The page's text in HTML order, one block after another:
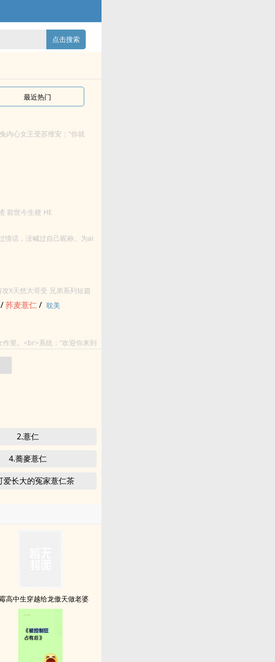
点击搜索
最近热门
内心女王受苏维安：“你就
爱总被嫌弃的故事【X
前世今生梗 HE
情话，没喊过自己昵称。为ai
没有情趣可言。
X天然大哥受 兄弟系列短篇
/荞麦薏仁/ 耽美
里。<br>系统：“欢迎你来到
字数一比两百万的垃圾...
2.薏仁
4.蕎麥薏仁
爱长大的冤家薏仁茶
高中生穿越给龙傲天做老婆